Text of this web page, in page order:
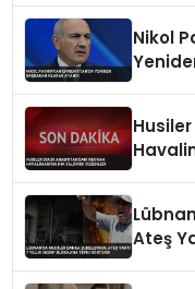
Nikol
Ateş